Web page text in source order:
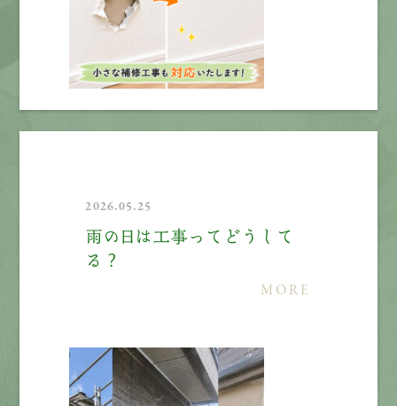
2026.05.25
雨の日は工事ってどうして
る？
MORE